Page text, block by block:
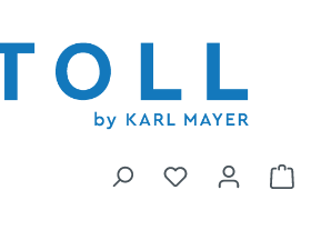
Hai 0 articoliIl